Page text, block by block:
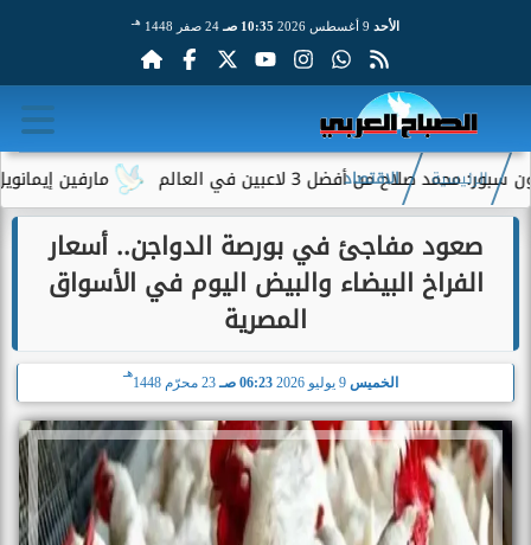
الأحد 10:35 صـ 24 صفر 1448 هـ
مارفين إيمانويل.. من أفضل 3 لاعبين في العالم
الرئيسية الاقتصاد
صعود مفاجئ في بورصة الدواجن.. أسعار
الفراخ البيضاء والبيض اليوم في الأسواق
المصرية
الخميس 06:23 صـ 23 محرّم 1448
هـ